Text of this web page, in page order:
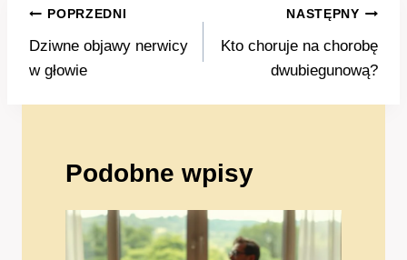
Nawigacja
wpisu
POPRZEDNI
Dziwne objawy nerwicy
w głowie
NASTĘPNY
Kto choruje na chorobę
dwubiegunową?
Podobne wpisy